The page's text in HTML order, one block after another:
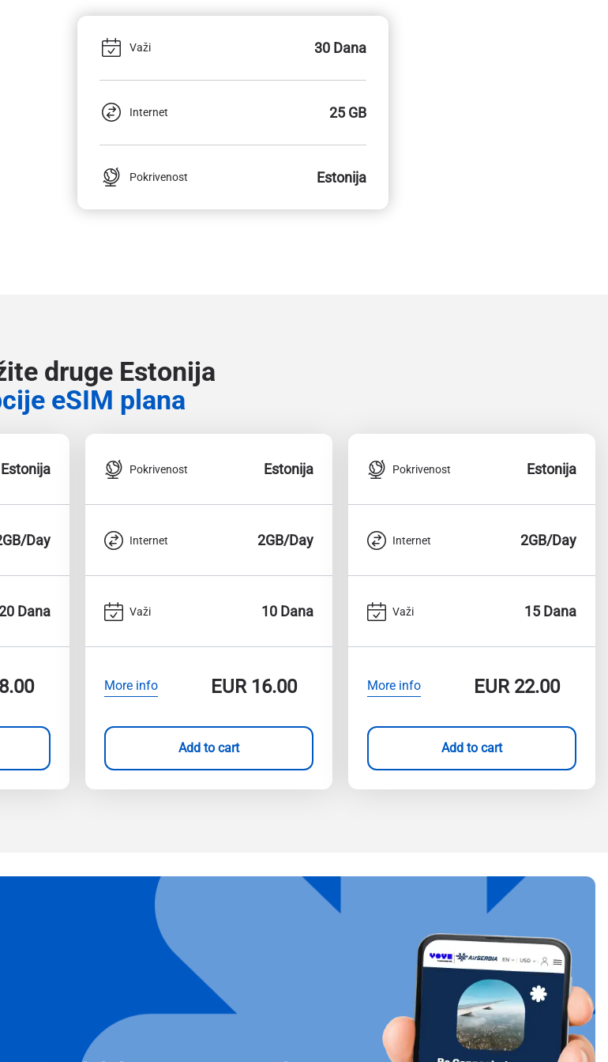
Važi 30 Dana
Internet 25 GB
Pokrivenost Estonija
druge Estonija
eSIM plana
Estonija
Day
Dana
Pokrivenost Estonija
Internet 2GB/Day
Važi 10 Dana
More info EUR16.00
Add to cart
Pokrivenost Estonija
Internet 2GB/Day
Važi 15 Dana
More info EUR22.00
Add to cart